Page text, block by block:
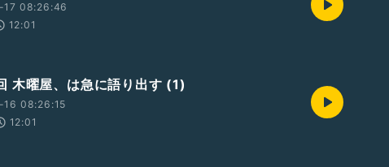
08:26:46
12:01
木曜屋、は急に語り出す (1)
08:26:15
12:01